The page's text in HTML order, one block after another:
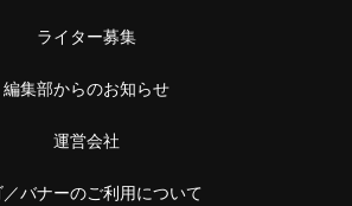
ライター募集
編集部からのお知らせ
運営会社
／バナーのご利用について